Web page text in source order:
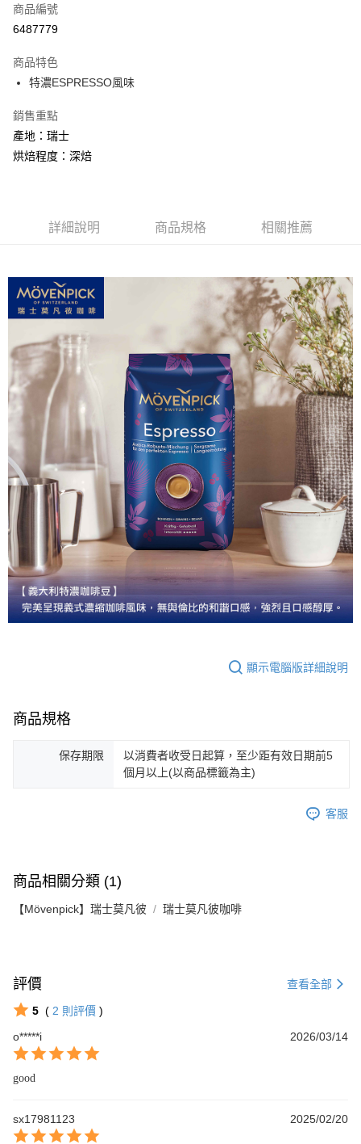
Apple Pay
運送方式
常溫宅配
每筆NT$100，滿NT$1,000(含以上)免運費
商品編號
6487779
商品特色
特濃ESPRESSO風味
銷售重點
產地：瑞士
烘焙程度：深焙
詳細說明 商品規格 相關推薦
顯示電腦版詳細說明
商品規格
保存期限
以消費者收受日起算，至少距有效日期前5
個月以上(以商品標籤為主)
客服
商品相關分類 (1)
【Mövenpick】瑞士莫凡彼 瑞士莫凡彼咖啡
評價 查看全部
5 ( 2 則評價 )
o*****i
2026/03/14
good
sx17981123 2025/02/20